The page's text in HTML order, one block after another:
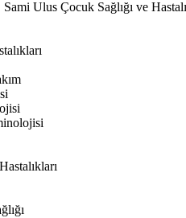
Ulus Çocuk Sağlığı ve